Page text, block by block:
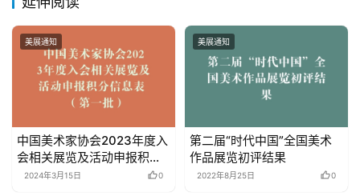
美展通知
中国美术家协会2023年度入
会相关展览及活动申报积分
信息表 （第一批）
2024年3月15日 0
美展通知
第二届“时代中国”全国美术
作品展览初评结果
2022年8月25日 0